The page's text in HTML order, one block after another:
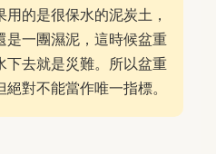
的是很保水的泥炭土，
是一團濕泥，這時候盆重
下去就是災難。所以盆重
對不能當作唯一指標。